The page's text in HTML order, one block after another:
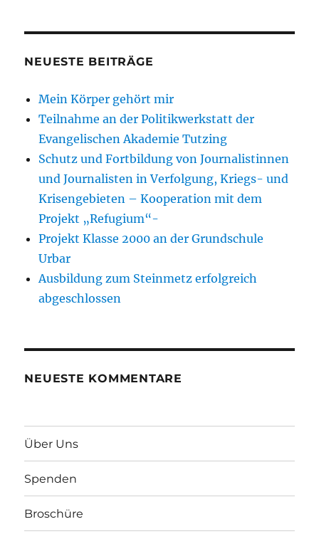
NEUESTE BEITRÄGE
Mein Körper gehört mir
Teilnahme an der Politikwerkstatt der
Evangelischen Akademie Tutzing
Schutz und Fortbildung von Journalistinnen
und Journalisten in Verfolgung, Kriegs- und
Krisengebieten – Kooperation mit dem
Projekt „Refugium“-
Projekt Klasse 2000 an der Grundschule
Urbar
Ausbildung zum Steinmetz erfolgreich
abgeschlossen
NEUESTE KOMMENTARE
Über Uns
Spenden
Broschüre